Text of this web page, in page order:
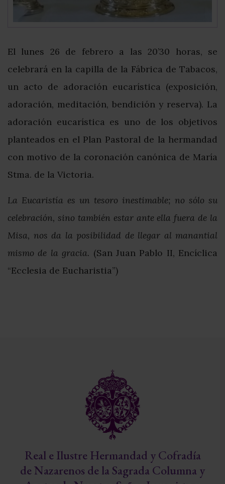
El lunes 26 de febrero a las 20’30 horas, se
celebrará en la capilla de la Fábrica de Tabacos,
un acto de adoración eucarística (exposición,
adoración, meditación, bendición y reserva). La
adoración eucarística es uno de los objetivos
planteados en el Plan Pastoral de la hermandad
con motivo de la coronación canónica de María
Stma. de la Victoria.
La Eucaristía es un tesoro inestimable; no sólo su
celebración, sino también estar ante ella fuera de la
Misa, nos da la posibilidad de llegar al manantial
mismo de la gracia. (San Juan Pablo II, Encíclica
“Ecclesia de Eucharistia”)
Real e Ilustre Hermandad y Cofradía
de Nazarenos de la Sagrada Columna y